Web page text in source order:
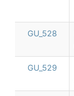
GU_528
GU_529